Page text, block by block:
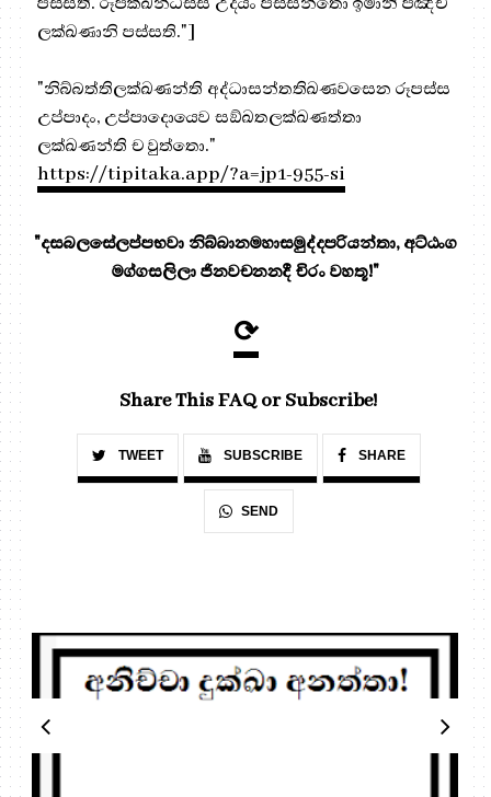
ලක්ඛණානි පස්සති."]
"නිබ්බත්තිලක්ඛණන්ති අද්ධාසන්තතිඛණවසෙන රූපස්ස
උප්පාදං, උප්පාදොයෙව සඞ්ඛතලක්ඛණත්තා
ලක්ඛණන්ති ච වුත්තො."
https://tipitaka.app/?a=jp1-955-si
"දසබලසේලප්පභවා නිබ්බානමහාසමුද්දපරියන්තා, අට්ඨංග
මග්ගසලිලා ජිනවචනනදී චිරං වහතූ!"
⟳
Share This FAQ or Subscribe!
TWEET SUBSCRIBE SHARE
SEND